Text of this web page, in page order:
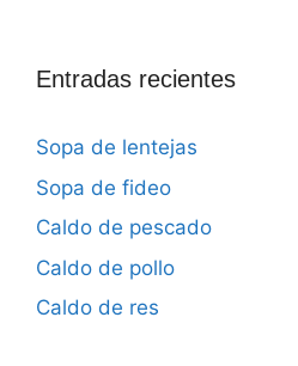
Entradas recientes
Sopa de lentejas
Sopa de fideo
Caldo de pescado
Caldo de pollo
Caldo de res